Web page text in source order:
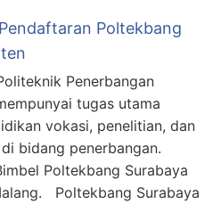
Poltekbang
Penerbangan
tugas utama
vokasi, penelitian, dan
bidang penerbangan.
Poltekbang Surabaya
Poltekbang Surabaya